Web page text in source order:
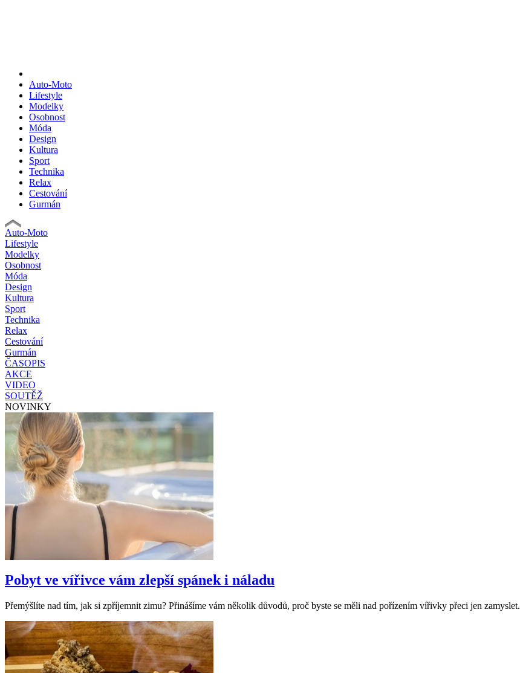
Auto-Moto
Lifestyle
Modelky
Osobnost
Móda
Design
Kultura
Sport
Technika
Relax
Cestování
Gurmán
Auto-Moto
Lifestyle
Modelky
Osobnost
Móda
Design
Kultura
Sport
Technika
Relax
Cestování
Gurmán
ČASOPIS
AKCE
VIDEO
SOUTĚŽ
NOVINKY
Pobyt ve vířivce vám zlepší spánek i náladu
Přemýšlíte nad tím, jak si zpříjemnit zimu? Přinášíme vám několik důvodů, proč byste se měli nad pořízením vířivky přeci jen zamyslet.